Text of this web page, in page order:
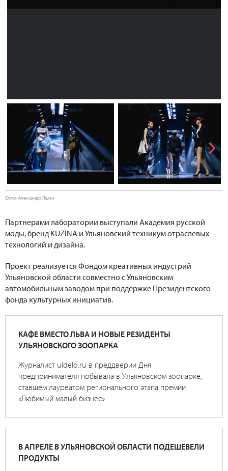
Next
Фото: Александр Яшин
Партнерами лаборатории выступали Академия русской
моды, бренд KUZINA и Ульяновский техникум отраслевых
технологий и дизайна.
Проект реализуется Фондом креативных индустрий
Ульяновской области совместно с Ульяновским
автомобильным заводом при поддержке Президентского
фонда культурных инициатив.
КАФЕ ВМЕСТО ЛЬВА И НОВЫЕ РЕЗИДЕНТЫ
УЛЬЯНОВСКОГО ЗООПАРКА
Журналист uldelo.ru в преддверии Дня
предпринимателя побывала в Ульяновском зоопарке,
ставшем лауреатом регионального этапа премии
«Любимый малый бизнес».
В АПРЕЛЕ В УЛЬЯНОВСКОЙ ОБЛАСТИ ПОДЕШЕВЕЛИ
ПРОДУКТЫ